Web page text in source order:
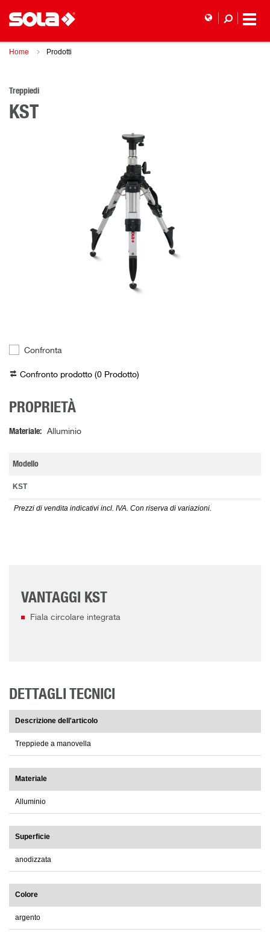
Home Prodotti
Treppiedi
KST
Confronta
Confronto prodotto (0 Prodotto)
PROPRIETÀ
Materiale Alluminio
Modello
KST
Prezzi di vendita indicativi incl. IVA. Con riserva di variazioni.
VANTAGGI KST
Fiala circolare integrata
DETTAGLI TECNICI
Descrizione dell'articolo
Treppiede a manovella
Materiale
Alluminio
Superficie
anodizzata
Colore
argento